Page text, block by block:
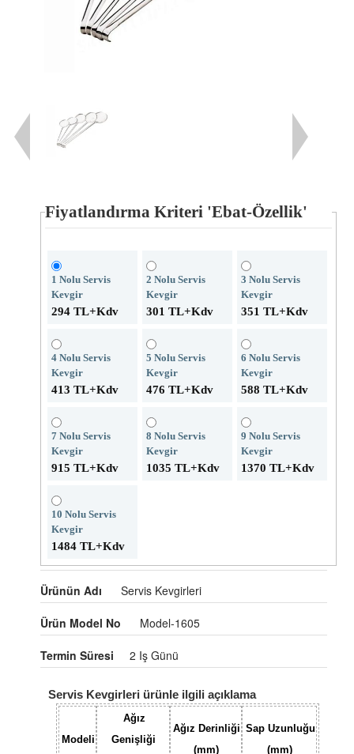
Fiyatlandırma Kriteri 'ebat-Özellik'
1 Nolu Servis
Kevgir
294 TL+kdv
2 Nolu Servis
Kevgir
301 TL+kdv
3 Nolu Servis
Kevgir
351 TL+kdv
4 Nolu Servis
Kevgir
413 TL+kdv
5 Nolu Servis
Kevgir
476 TL+kdv
6 Nolu Servis
Kevgir
588 TL+kdv
7 Nolu Servis
Kevgir
915 TL+kdv
8 Nolu Servis
Kevgir
1035 TL+kdv
9 Nolu Servis
Kevgir
1370 TL+kdv
10 Nolu Servis
Kevgir
1484 TL+kdv
Ürünün Adı Servis Kevgirleri
Ürün Model No Model-1605
Termin Süresi 2 Iş Günü
Servis Kevgirleri ürünle ilgili açıklama
Modeli
Ağız
Genişliği
Ağız Derinliği
(mm)
Sap Uzunluğu
(mm)